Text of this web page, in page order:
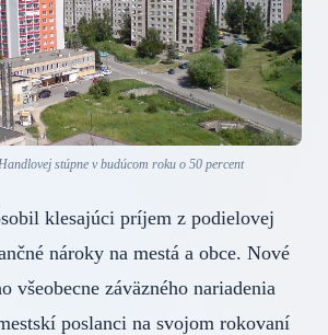
stúpne v budúcom roku o 50 percent
klesajúci príjem z podielovej
nároky na mestá a obce. Nové
všeobecne záväzného nariadenia
poslanci na svojom rokovaní